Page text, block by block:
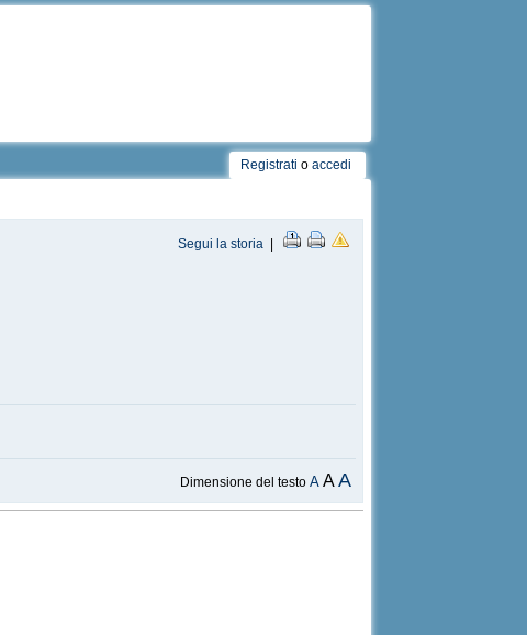
Registrati o accedi
Segui la storia |
Dimensione del testoA AA